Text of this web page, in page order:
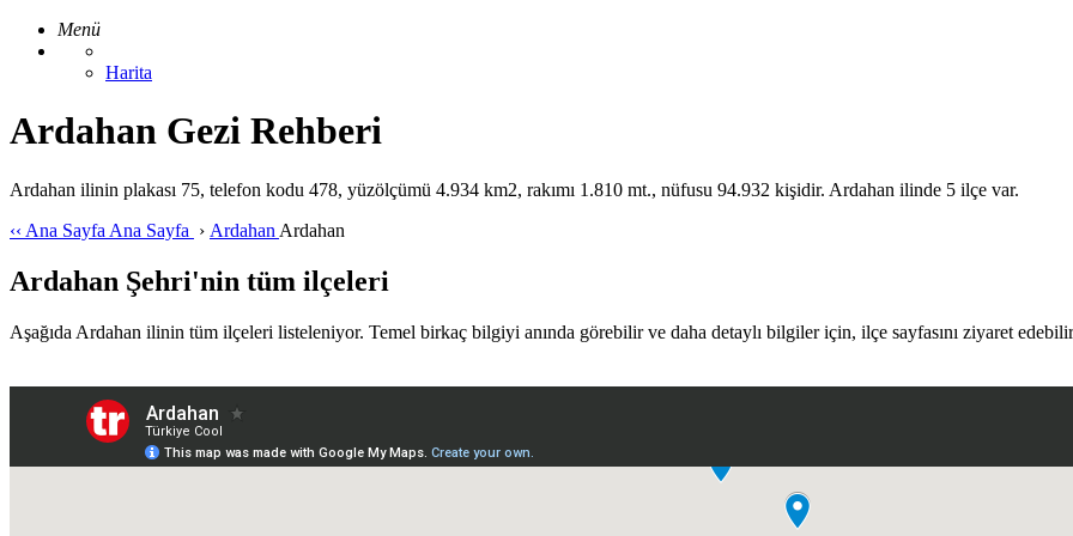
Menü
Harita
Ardahan Gezi Rehberi
Ardahan ilinin plakası 75, telefon kodu 478, yüzölçümü 4.934 km2, rakımı 1.810 mt., nüfusu 94.932 kişidir. Ardahan ilinde 5 ilçe var.
‹‹ Ana Sayfa Ana Sayfa › Ardahan Ardahan
Ardahan Şehri'nin tüm ilçeleri
Aşağıda Ardahan ilinin tüm ilçeleri listeleniyor. Temel birkaç bilgiyi anında görebilir ve daha detaylı bilgiler için, ilçe sayfasını ziyaret